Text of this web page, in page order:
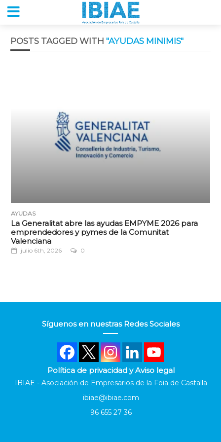
POSTS TAGGED WITH "AYUDAS MINIMIS"
AYUDAS
La Generalitat abre las ayudas EMPYME 2026 para
emprendedores y pymes de la Comunitat
Valenciana
julio 6th, 2026 0
Síguenos en nuestras Redes Sociales
Política de privacidad y Aviso legal
IBIAE - Asociación de Empresarios de la Foia de Castalla
ibiae@ibiae.com
96 655 27 36